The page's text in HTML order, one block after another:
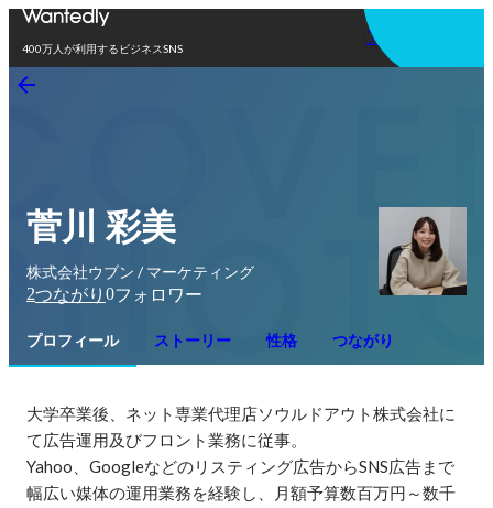
400万人が利用するビジネスSNS
アプリを使う
菅川 彩美
株式会社ウブン / マーケティング
2つながり 0フォロワー
プロフィール ストーリー 性格 つながり
大学卒業後、ネット専業代理店ソウルドアウト株式会社に
て広告運用及びフロント業務に従事。
Yahoo、Googleなどのリスティング広告からSNS広告まで
幅広い媒体の運用業務を経験し、月額予算数百万円～数千